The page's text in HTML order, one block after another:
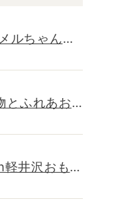
ルちゃんと
ふれあお
井沢おもち